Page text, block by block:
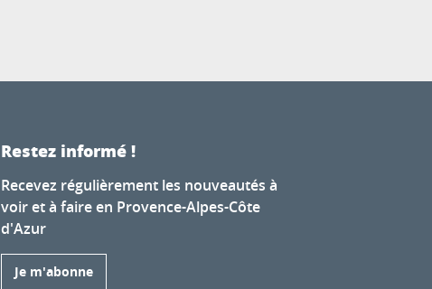
Restez informé !
Recevez régulièrement les nouveautés à
voir et à faire en Provence-Alpes-Côte
d'Azur
Je m'abonne